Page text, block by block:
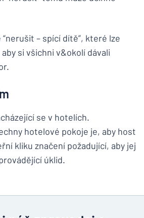
– spící dítě”, které lze
si všichni v&okolí dávali
se v hotelích.
hotelové pokoje je, aby host
kliku značení požadující, aby jej
úklid.